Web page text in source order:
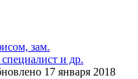
зам.
и др.
17 января 2018